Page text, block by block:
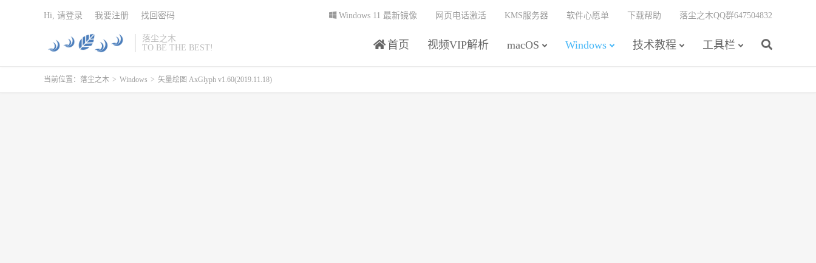
落尘之木
TO BE THE BEST!
首页 视频VIP解析 macOS Windows 技术教程 工具栏
Windows 11 最新镜像 网页电话激活 KMS服务器 软件心愿单 下载帮助 落尘之木QQ群647504832
Hi, 请登录 我要注册 找回密码
当前位置： 落尘之木 > Windows > 矢量绘图 AxGlyph v1.60(2019.11.18)